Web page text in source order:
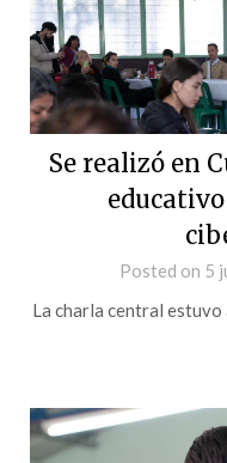
Se realizó en
Posted on 5
La charla central